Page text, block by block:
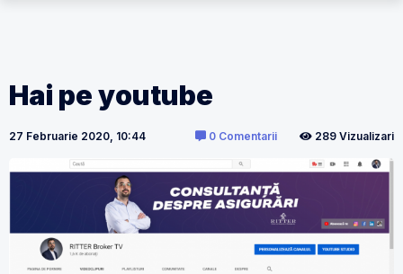
Hai pe youtube
27 Februarie 2020, 10:44 0 Comentarii 289 Vizualizari